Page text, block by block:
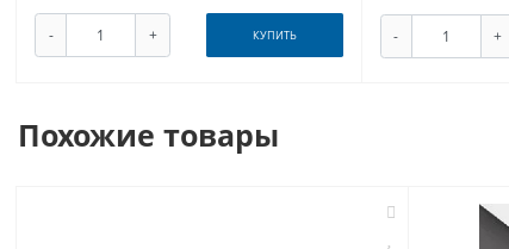
- + КУПИТЬ - +
Похожие товары